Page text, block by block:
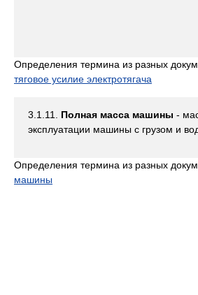
Определения термина из разных
тяговое усилие электротягача
3.1.11. Полная масса машины -
эксплуатации машины с грузом и
Определения термина из разных
машины